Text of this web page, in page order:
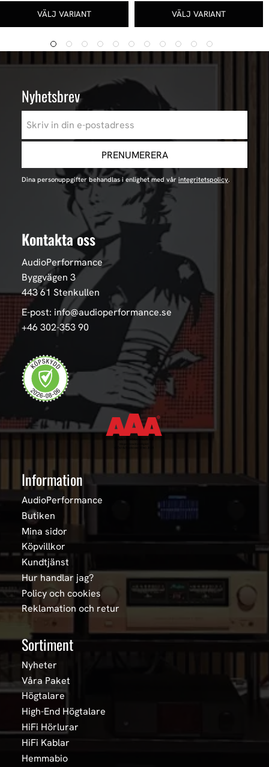
Nyhetsbrev
PRENUMERERA
Dina personuppgifter behandlas i enlighet med vår integritetspolicy.
Kontakta oss
AudioPerformance
Byggvägen 3
443 61 Stenkullen
E-post: info@audioperformance.se
+46 302-353 90
Information
AudioPerformance
Butiken
Mina sidor
Köpvillkor
Kundtjänst
Hur handlar jag?
Policy och cookies
Reklamation och retur
Sortiment
Nyheter
Våra Paket
Högtalare
High-End Högtalare
HiFi Hörlurar
HiFi Kablar
Hemmabio